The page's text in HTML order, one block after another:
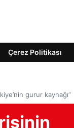
Çerez Politikası
gurur kaynağı”